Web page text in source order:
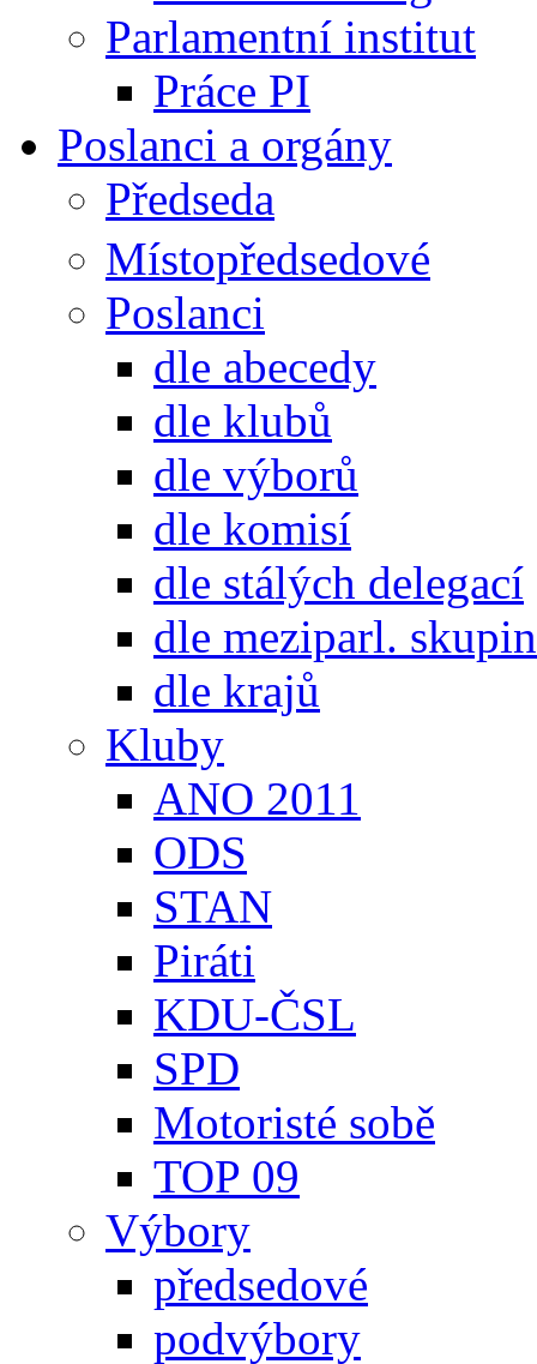
Parlamentní institut
Práce PI
Poslanci a orgány
Předseda
Místopředsedové
Poslanci
dle abecedy
dle klubů
dle výborů
dle komisí
dle stálých delegací
dle meziparl. skupin
dle krajů
Kluby
ANO 2011
ODS
STAN
Piráti
KDU-ČSL
SPD
Motoristé sobě
TOP 09
Výbory
předsedové
podvýbory